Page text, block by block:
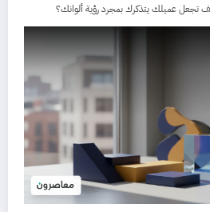
تجعل عميلك يتذكرك بمجرد رؤية ألوانك؟